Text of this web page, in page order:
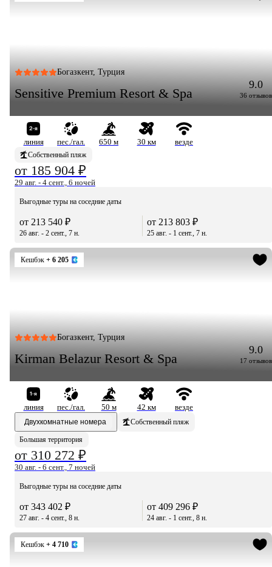
Богазкент, Турция
Sensitive Premium Resort & Spa
9.0
36 отзывов
линия пес./гал. 650 м 30 км
везде
Собственный пляж
от 185 904 ₽
29 авг. - 4 сент., 6 ночей
Выгодные туры на соседние даты
от 213 540 ₽
26 авг. - 2 сент., 7 н.
от 213 803 ₽
25 авг. - 1 сент., 7 н.
Кешбэк + 6 205
Богазкент, Турция
Kirman Belazur Resort & Spa
9.0
17 отзывов
линия пес./гал. 50 м 42 км
везде
Двухкомнатные номера
Собственный пляж
Большая территория
от 310 272 ₽
30 авг. - 6 сент., 7 ночей
Выгодные туры на соседние даты
от 343 402 ₽
27 авг. - 4 сент., 8 н.
от 409 296 ₽
24 авг. - 1 сент., 8 н.
Кешбэк + 4 710